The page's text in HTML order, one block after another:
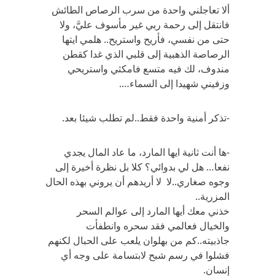
ألا تعاجلني واحدة من سرب الرصاص الطائش
فانتقل إلى رحمة ربي غير مأسوف عليَّ، ولا
حتى من نفسي، فأريح واستريح.. هلمي ايتها
الرصاصة الذهبية إلى قلبي الذي غدا كقطن
مندوف، لك فيه متسع فامكثي واستريحي
وزفيني شهيدا إلى السماء….
-تذكر أمنية واحدة فقط..لم تطلب شيئا بعد.
-ها أنت ثانية ايها المارد، ما عاد المال يجدي
نفعا… هل لي بدوائي؟ كلا بل نظرة أخيرة إلى
وجوه صغاري..لا لا أريدهم أن يروني بهذه الحال
المزرية..
خذني معك أيها المارد إلى عوالم السحر
والخيال فعالمي فقد سحره وانطفأت
جاذبيته..كم من بهلوان يلعب على الحبال لكنهم
فشلوا في رسم شبح لابتسامة على وجه أي
إنسان.